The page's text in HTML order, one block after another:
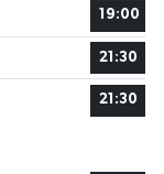
19:00
21:30
21:30